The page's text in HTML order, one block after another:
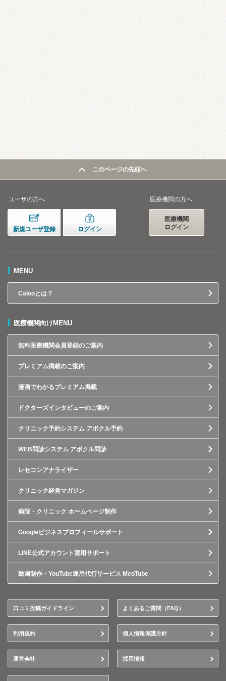
このページの先頭へ
ユーザの方へ
新規ユーザ登録 ログイン
医療機関の方へ
医療機関
ログイン
MENU
Calooとは？
医療機関向けMENU
無料医療機関会員登録のご案内
プレミアム掲載のご案内
漫画でわかるプレミアム掲載
ドクターズインタビューのご案内
クリニック予約システム アポクル予約
WEB問診システム アポクル問診
レセコンアナライザー
クリニック経営マガジン
病院・クリニック ホームページ制作
Googleビジネスプロフィールサポート
LINE公式アカウント運用サポート
動画制作・YouTube運用代行サービス MedTube
口コミ投稿ガイドライン よくあるご質問（FAQ）
利用規約 個人情報保護方針
運営会社 採用情報